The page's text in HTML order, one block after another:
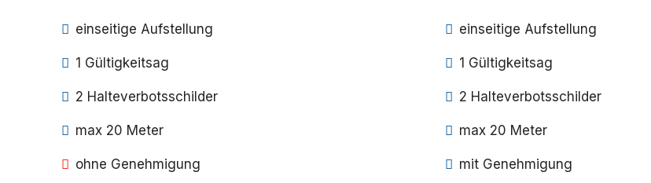
einseitige Aufstellung
1 Gültigkeitsag
2 Halteverbotsschilder
max 20 Meter
ohne Genehmigung
einseitige Aufstellung
1 Gültigkeitsag
2 Halteverbotsschilder
max 20 Meter
mit Genehmigung